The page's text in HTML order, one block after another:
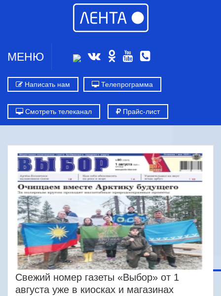
МЕНЮ
Написать нам Телепрограмма
Смотреть телеканал Прайс-лист
Свежий номер газеты «Выбор» от 1
августа уже в киосках и магазинах